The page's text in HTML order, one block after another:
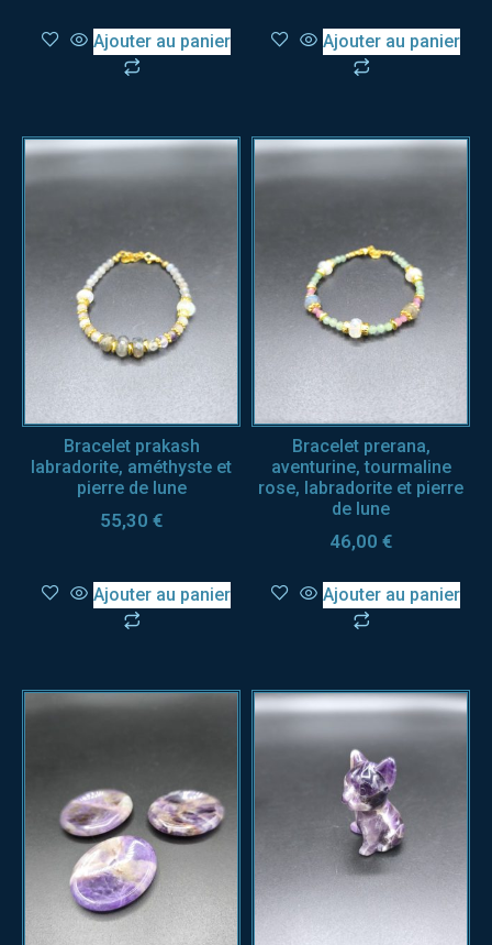
Ajouter au panier Ajouter au panier
Bracelet prakash
labradorite, améthyste et
pierre de lune
55,30 €
Ajouter au panier
Bracelet prerana,
aventurine, tourmaline
rose, labradorite et pierre
de lune
46,00 €
Ajouter au panier